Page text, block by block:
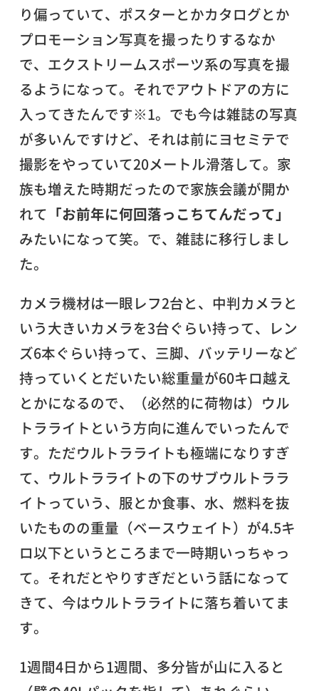
り偏っていて、ポスターとかカタログとか
プロモーション写真を撮ったりするなか
で、エクストリームスポーツ系の写真を撮
るようになって。それでアウトドアの方に
入ってきたんです※1。でも今は雑誌の写真
が多いんですけど、それは前にヨセミテで
撮影をやっていて20メートル滑落して。家
族も増えた時期だったので家族会議が開か
れて 「お前年に何回落っこちてんだって」
みたいになって笑。で、雑誌に移行しまし
た。
カメラ機材は一眼レフ2台と、中判カメラと
いう大きいカメラを3台ぐらい持って、レン
ズ6本ぐらい持って、三脚、バッテリーなど
持っていくとだいたい総重量が60キロ越え
とかになるので、（必然的に荷物は）ウル
トラライトという方向に進んでいったんで
す。ただウルトラライトも極端になりすぎ
て、ウルトラライトの下のサブウルトララ
イトっていう、服とか食事、水、燃料を抜
いたものの重量（ベースウェイト）が4.5キ
ロ以下というところまで一時期いっちゃっ
て。それだとやりすぎだという話になって
きて、今はウルトラライトに落ち着いてま
す。
1週間4日から1週間、多分皆が山に入ると